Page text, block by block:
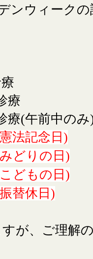
ンウィークの
療
(午前中のみ
法記念日)
どりの日)
どもの日)
替休日)
が、ご理解